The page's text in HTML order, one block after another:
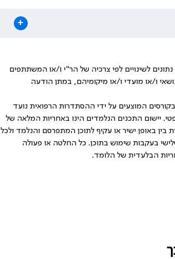
+
לשינויים לפי צרכיה של הר"י ו/או המשתתפים
ו/או מועדי ו/או מיקומיהם, במתן הודעה
המוצעים על ידי ההסתדרות הרפואית נועד
יישום התכנים הנלמדים הינו באחריות המלאה של
באופן ישיר או עקיף לתוכן המתפרסם והנלמד ולכל
בעקבות שימוש בתוכן. כל החלטה או פעולה
הבלעדית של הלומד.